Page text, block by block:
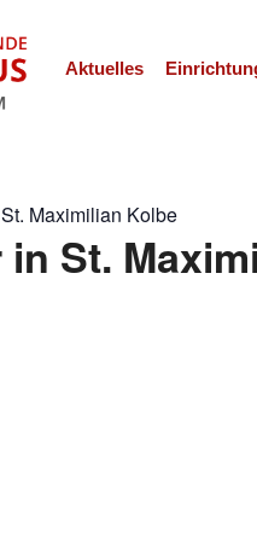
Aktuelles
Maximilian Kolbe
St.